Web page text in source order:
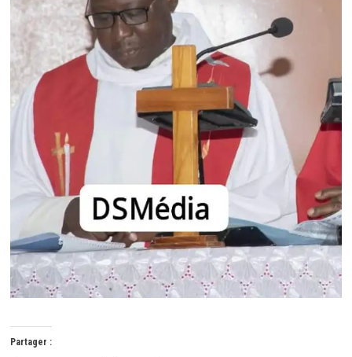
Partager :